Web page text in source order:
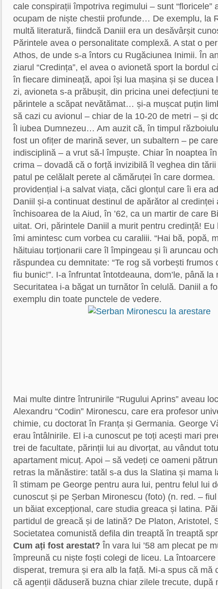
cale conspirații împotriva regimului – sunt “floricele”
ocupam de niște chestii profunde… De exemplu, la
multă literatură, fiindcă Daniil era un desăvârșit
Părintele avea o personalitate complexă. A stat o
Athos, de unde s-a întors cu Rugăciunea Inimii. În
ziarul “Credința”, el avea o avionetă sport la bordul
în fiecare dimineață, apoi își lua mașina și se ducea
zi, avioneta s-a prăbușit, din pricina unei defecțiuni
părintele a scăpat nevătămat… și-a mușcat puțin
să cazi cu avionul – chiar de la 10-20 de metri – și
Îl iubea Dumnezeu… Am auzit că, în timpul
fost un ofițer de marină sever, un subaltern – pe
indisciplină – a vrut să-l împuște. Chiar în noaptea
crima – dovadă că o forță invizibilă îl veghea din
patul pe celălalt perete al cămăruței în care dormea.
providențial i-a salvat viața, căci glonțul care îi era
Daniil și-a continuat destinul de apărător al
închisoarea de la Aiud, în ’62, ca un martir de care
uitat. Ori, părintele Daniil a murit pentru credință!
îmi amintesc cum vorbea cu caraliii. “Hai bă, popă,
hăituiau torționarii care îl împingeau și îi aruncau
răspundea cu demnitate: “Te rog să vorbești
fiu bunic!”. I-a înfruntat întotdeauna, dom’le, până la
Securitatea i-a băgat un turnător în celulă. Daniil a
exemplu din toate punctele de vedere.
Mai multe dintre întrunirile “Rugului Aprins” aveau
Alexandru “Codin” Mironescu, care era profesor
chimie, cu doctorat în Franța și Germania. George
erau întâlnirile. El i-a cunoscut pe toți acești mari
trei de facultate, părinții lui au divorțat, au vândut
apartament micuț. Apoi – să vedeți ce oameni
retras la mănăstire: tatăl s-a dus la Slatina și mama
îl stimam pe George pentru aura lui, pentru felul lui
cunoscut și pe Șerban Mironescu (foto) (n. red. –
un băiat excepțional, care studia greaca și latina.
partidul de greacă și de latină? De Platon, Aristotel,
Societatea comunistă defila din treaptă în treaptă
Cum ați fost arestat? În vara lui ’58 am plecat pe
împreună cu niște foști colegi de liceu. La
disperat, tremura și era alb la față. Mi-a spus că mă
că agenții dăduseră buzna chiar zilele trecute, după